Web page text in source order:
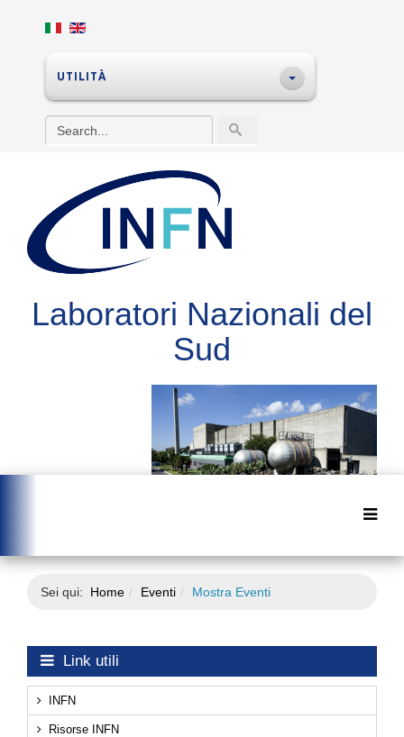
UTILITÀ
Laboratori Nazionali del
Sud
Sei qui: Home Eventi Mostra Eventi
Link utili
INFN
Risorse INFN